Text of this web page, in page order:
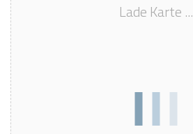
Lade Karte ...